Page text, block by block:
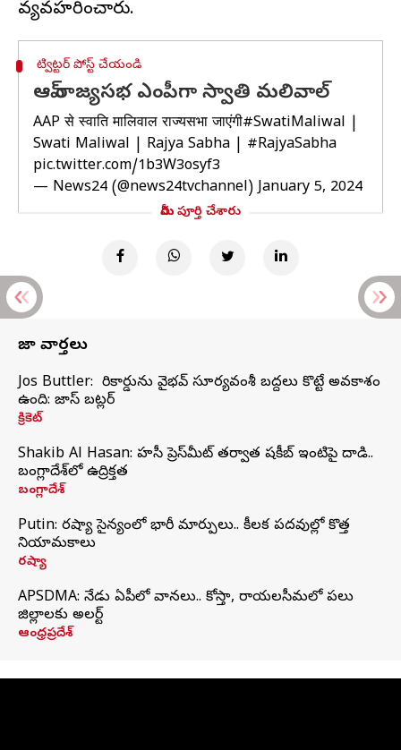
ట్విట్టర్ పోస్ట్ చేయండి
ఆప్ రాజ్యసభ ఎంపీగా స్వాతి మలివాల్‌
AAP से स्वाति मालिवाल राज्यसभा जाएंगी#SwatiMaliwal
Swati Maliwal | Rajya Sabha | #RajyaSabha
pic.twitter.com/1b3W3osyf3
— News24 (@news24tvchannel)January 5, 2024
మీరు పూర్తి చేశారు
తాజా వార్తలు
Jos Buttler: నా రికార్డును వైభవ్ సూర్యవంశీ బద్దలు కొట్టే అవకాశం
ఉంది: జాస్ బట్లర్
క్రికెట్
Shakib Al Hasan: హసీనా ప్రెస్‌మీట్‌ తర్వాత షకీబ్‌ ఇంటిపై దాడి..
బంగ్లాదేశ్‌లో ఉద్రిక్తత
బంగ్లాదేశ్
Putin: రష్యా సైన్యంలో భారీ మార్పులు.. కీలక పదవుల్లో కొత్త
నియామకాలు
రష్యా
APSDMA: నేడు ఏపీలో వానలు.. కోస్తా, రాయలసీమలో పలు
జిల్లాలకు అలర్ట్
ఆంధ్రప్రదేశ్